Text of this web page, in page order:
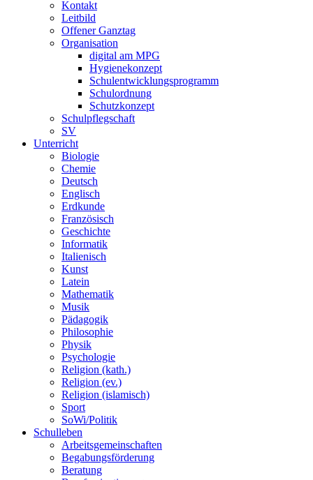
Kontakt
Leitbild
Offener Ganztag
Organisation
digital am MPG
Hygienekonzept
Schulentwicklungsprogramm
Schulordnung
Schutzkonzept
Schulpflegschaft
SV
Unterricht
Biologie
Chemie
Deutsch
Englisch
Erdkunde
Französisch
Geschichte
Informatik
Italienisch
Kunst
Latein
Mathematik
Musik
Pädagogik
Philosophie
Physik
Psychologie
Religion (kath.)
Religion (ev.)
Religion (islamisch)
Sport
SoWi/Politik
Schulleben
Arbeitsgemeinschaften
Begabungsförderung
Beratung